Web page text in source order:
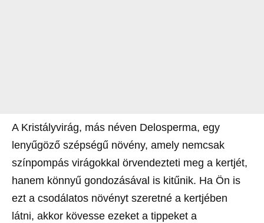
A Kristályvirág, más néven Delosperma, egy
lenyűgöző szépségű növény, amely nemcsak
színpompás virágokkal örvendezteti meg a kertjét,
hanem könnyű gondozásával is kitűnik. Ha Ön is
ezt a csodálatos növényt szeretné a kertjében
látni, akkor kövesse ezeket a tippeket a